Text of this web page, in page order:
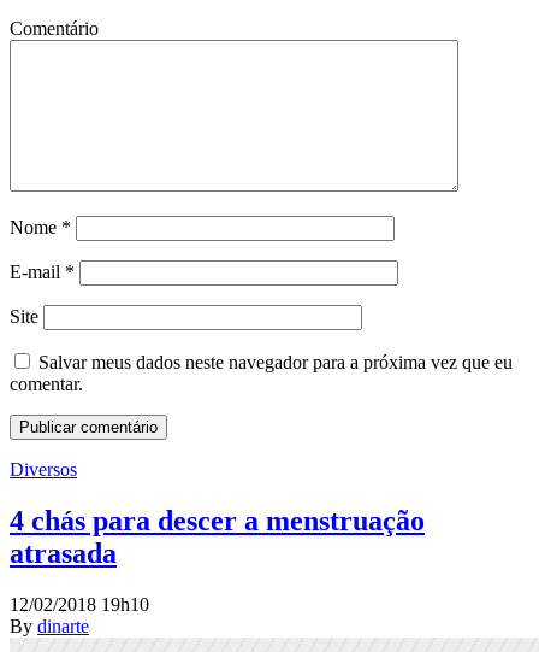
Comentário
Nome *
E-mail *
Site
Salvar meus dados neste navegador para a próxima vez que eu
comentar.
Diversos
4 chás para descer a menstruação
atrasada
12/02/2018 19h10
By dinarte